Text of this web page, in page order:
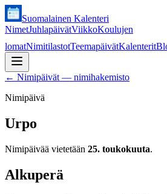
Suomalainen Kalenteri
NimetJuhlapäivätViikkoKoulujen
lomatNimitilastotTeemapäivätKalenterit
← Nimipäivät — nimihakemisto
Nimipäivä
Urpo
Nimipäivää vietetään 25. toukokuuta.
Alkuperä